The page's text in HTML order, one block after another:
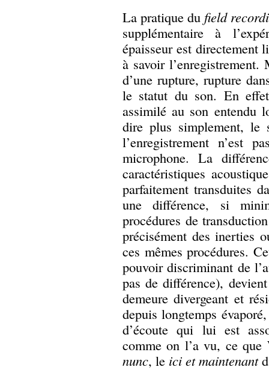
La pratique du field
supplémentaire à
épaisseur est directement
à savoir l’enregistrement.
d’une rupture, rupture
le statut du son. En
assimilé au son entendu
dire plus simplement, le
l’enregistrement n’est
microphone. La
caractéristiques
parfaitement transduites
une différence, si
procédures de
précisément des inerties
ces mêmes procédures.
pouvoir discriminant de
pas de différence),
demeure divergeant et
depuis longtemps
d’écoute qui lui est
comme on l’a vu, ce
nunc, le ici et maintenant